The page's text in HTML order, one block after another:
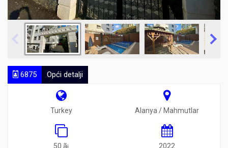
6875 Opći detalji
Turkey Alanya / Mahmutlar
50 ã¡ 2022